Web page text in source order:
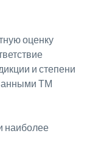
оценку
и степени
ТМ
наиболее